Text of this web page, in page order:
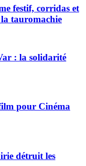
festif, corridas et
tauromachie
: la solidarité
pour Cinéma
détruit les